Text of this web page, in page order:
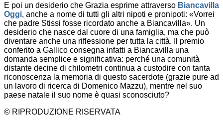
E poi un desiderio che Grazia esprime attraverso Biancavilla
Oggi, anche a nome di tutti gli altri nipoti e pronipoti: «Vorrei
che padre Stissi fosse ricordato anche a Biancavilla». Un
desiderio che nasce dal cuore di una famiglia, ma che può
diventare anche una riflessione per tutta la città. Il premio
conferito a Gallico consegna infatti a Biancavilla una
domanda semplice e significativa: perché una comunità
distante decine di chilometri continua a custodire con tanta
riconoscenza la memoria di questo sacerdote (grazie pure ad
un lavoro di ricerca di Domenico Mazzu), mentre nel suo
paese natale il suo nome è quasi sconosciuto?
© RIPRODUZIONE RISERVATA